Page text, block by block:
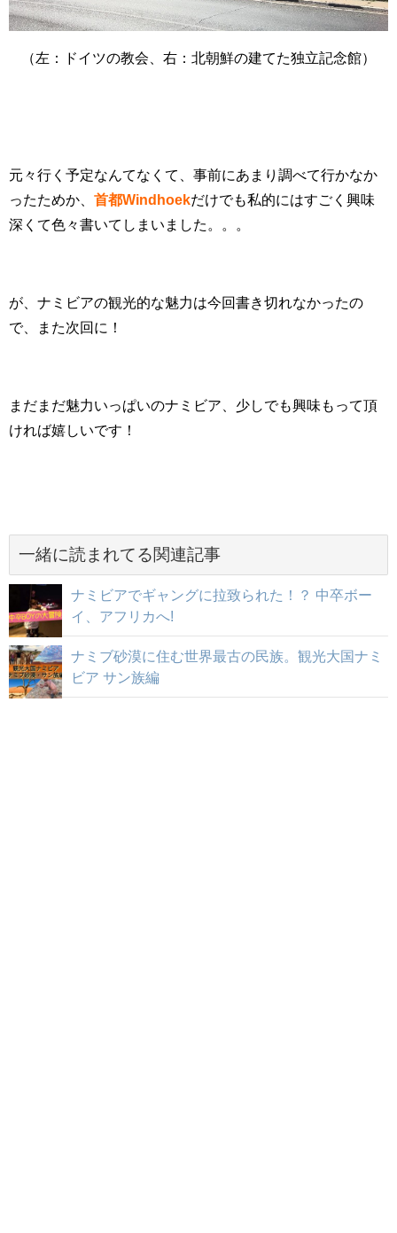
（左：ドイツの教会、右：北朝鮮の建てた独立記念館）
元々行く予定なんてなくて、事前にあまり調べて行かなか
ったためか、 首都Windhoekだけでも私的にはすごく興味
深くて色々書いてしまいました。。。
が、ナミビアの観光的な魅力は今回書き切れなかったの
で、また次回に！
まだまだ魅力いっぱいのナミビア、少しでも興味もって頂
ければ嬉しいです！
一緒に読まれてる関連記事
ナミビアでギャングに拉致られた！？ 中卒ボー
イ、アフリカへ!
ナミブ砂漠に住む世界最古の民族。観光大国ナミ
ビア サン族編